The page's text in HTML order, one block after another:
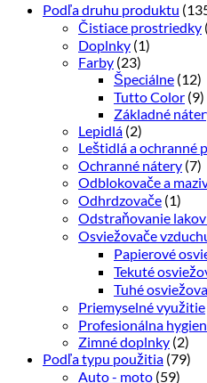
Podľa druhu produktu
Čistiace prostriedky
Doplnky (1)
Farby (23)
Špeciálne (12)
Tutto Color (9)
Základné
Lepidlá (2)
Leštidlá a ochranné
Ochranné nátery (7)
Odblokovače a
Odhrdzovače (1)
Odstraňovanie
Osviežovače
Papierové
Tekuté
Tuhé
Priemyselné využitie
Profesionálna
Zimné doplnky (2)
Podľa typu použitia (79)
Auto - moto (59)